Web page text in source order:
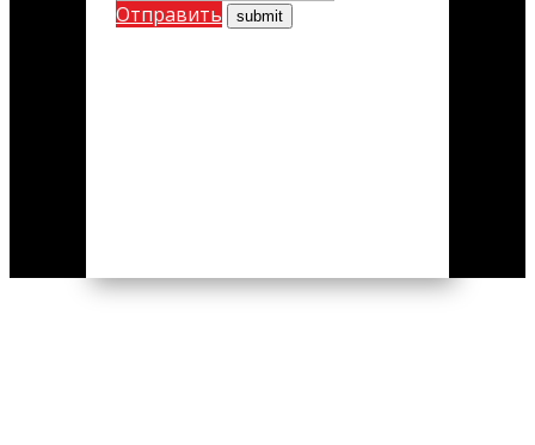
Отправить